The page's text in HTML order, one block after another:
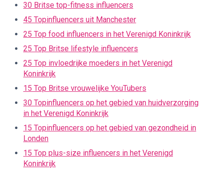
30 Britse top-fitness influencers
45 Topinfluencers uit Manchester
25 Top food influencers in het Verenigd Koninkrijk
25 Top Britse lifestyle influencers
25 Top invloedrijke moeders in het Verenigd
Koninkrijk
15 Top Britse vrouwelijke YouTubers
30 Topinfluencers op het gebied van huidverzorging
in het Verenigd Koninkrijk
15 Topinfluencers op het gebied van gezondheid in
Londen
15 Top plus-size influencers in het Verenigd
Koninkrijk